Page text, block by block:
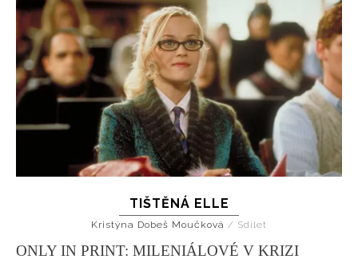
TIŠTĚNÁ ELLE
Kristýna Dobeš Moučková / Sdílet
ONLY IN PRINT: MILENIÁLOVÉ V KRIZI